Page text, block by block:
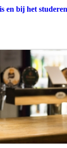
en bij het